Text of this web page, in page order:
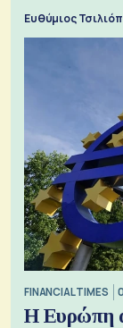
Ευθύμιος
FINANCIAL TIMES
Η Ευρώπη